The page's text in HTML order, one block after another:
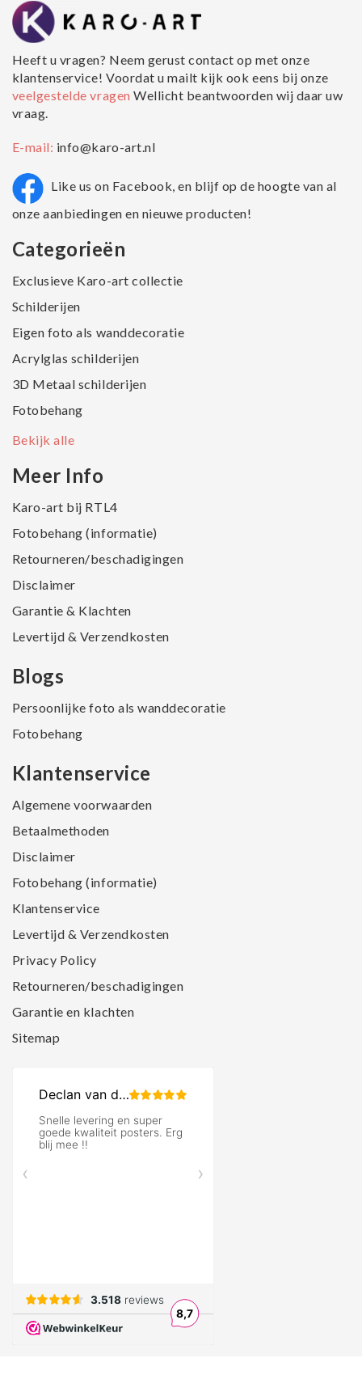
Heeft u vragen? Neem gerust contact op met onze
klantenservice! Voordat u mailt kijk ook eens bij onze
veelgestelde vragenWellicht beantwoorden wij daar uw
vraag.
E-mail: info@karo-art.nl
Like us on Facebook, en blijf op de hoogte van al
onze aanbiedingen en nieuwe producten!
Categorieën
Exclusieve Karo-art collectie
Schilderijen
Eigen foto als wanddecoratie
Acrylglas schilderijen
3D Metaal schilderijen
Fotobehang
Bekijk alle
Meer Info
Karo-art bij RTL4
Fotobehang (informatie)
Retourneren/beschadigingen
Disclaimer
Garantie & Klachten
Levertijd & Verzendkosten
Blogs
Persoonlijke foto als wanddecoratie
Fotobehang
Klantenservice
Algemene voorwaarden
Betaalmethoden
Disclaimer
Fotobehang (informatie)
Klantenservice
Levertijd & Verzendkosten
Privacy Policy
Retourneren/beschadigingen
Garantie en klachten
Sitemap